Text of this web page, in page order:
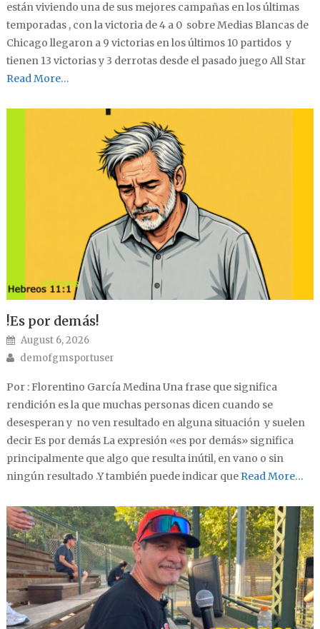
están viviendo una de sus mejores campañas en los últimas
temporadas , con la victoria de 4 a 0 sobre Medias Blancas de
Chicago llegaron a 9 victorias en los últimos 10 partidos y
tienen 13 victorias y 3 derrotas desde el pasado juego All Star
Read More…
!Es por demás!
Posted on
August 6, 2026
Author
demofgmsportuser
Por : Florentino García Medina Una frase que significa
rendición es la que muchas personas dicen cuando se
desesperan y no ven resultado en alguna situación y suelen
decir Es por demás La expresión «es por demás» significa
principalmente que algo que resulta inútil, en vano o sin
ningún resultado .Y también puede indicar queRead More…